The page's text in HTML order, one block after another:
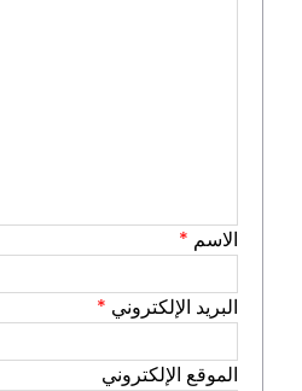
الاسم *
البريد الإلكتروني *
الموقع الإلكتروني